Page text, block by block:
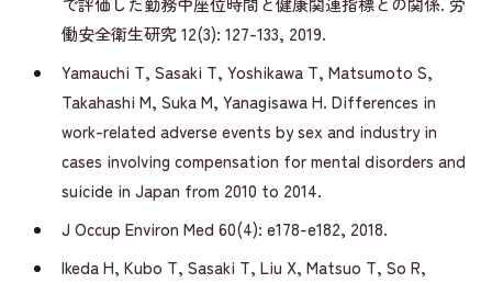
働安全衛生研究 12(3): 127-133, 2019.
Yamauchi T, Sasaki T, Yoshikawa T, Matsumoto S,
Takahashi M, Suka M, Yanagisawa H. Differences in
work-related adverse events by sex and industry in
cases involving compensation for mental disorders and
suicide in Japan from 2010 to 2014.
J Occup Environ Med 60(4): e178-e182, 2018.
Ikeda H, Kubo T, Sasaki T, Liu X, Matsuo T, So R,